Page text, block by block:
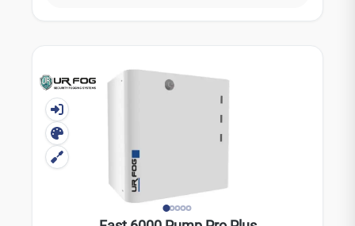
Verneblungsvolumen (pro Auslösung): 1500 m³
Gesamtverneblungsvolumen: 1700 m³ Maximale
Auslösezeit: 70 Sekunden Tankvolumen: 1000 ml (nicht
enthalten) Montage: Decken- / Wandmontage
Nebeldüse: verstellbar (sabotageüberwacht)
Spannungsversorgung: 230 V Durchschnittlicher
Stromverbrauch: 60 W Aufheizzeit: 150 Minuten
Notstromversorgung: 12 V / 2 Ah (nicht im Lieferumfang